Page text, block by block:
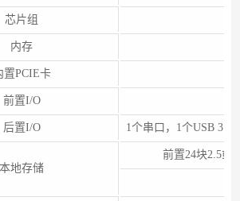
芯片组
内存
置PCIE卡
前置I/O
后置I/O 1个串口，1个USB 3.0
本地存储
前置24块2.5或